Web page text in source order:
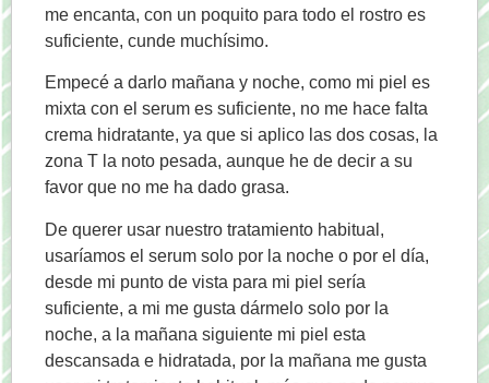
me encanta, con un poquito para todo el rostro es
suficiente, cunde muchísimo.
Empecé a darlo mañana y noche, como mi piel es
mixta con el serum es suficiente, no me hace falta
crema hidratante, ya que si aplico las dos cosas, la
zona T la noto pesada, aunque he de decir a su
favor que no me ha dado grasa.
De querer usar nuestro tratamiento habitual,
usaríamos el serum solo por la noche o por el día,
desde mi punto de vista para mi piel sería
suficiente, a mi me gusta dármelo solo por la
noche, a la mañana siguiente mi piel esta
descansada e hidratada, por la mañana me gusta